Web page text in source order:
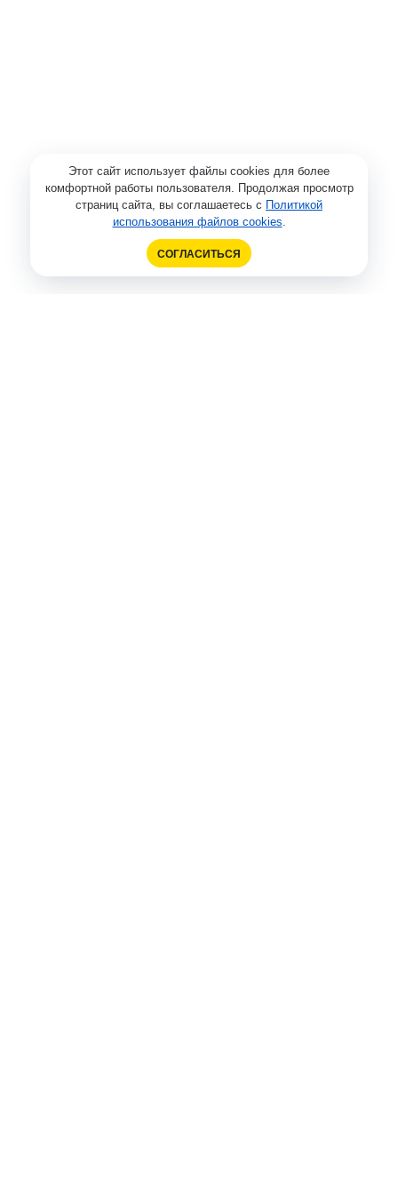
Этот сайт использует файлы cookies для более
комфортной работы пользователя. Продолжая просмотр
страниц сайта, вы соглашаетесь с Политикой
использования файлов cookies.
СОГЛАСИТЬСЯ